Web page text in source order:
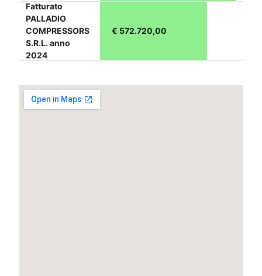
Fatturato
PALLADIO
COMPRESSORS
S.R.L. anno
2024
€ 572.720,00